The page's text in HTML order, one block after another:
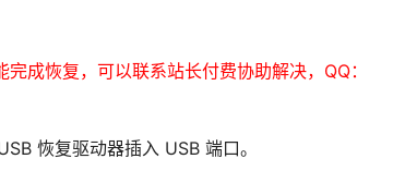
成恢复，可以联系站长付费协助解决，QQ：
恢复驱动器插入 USB 端口。